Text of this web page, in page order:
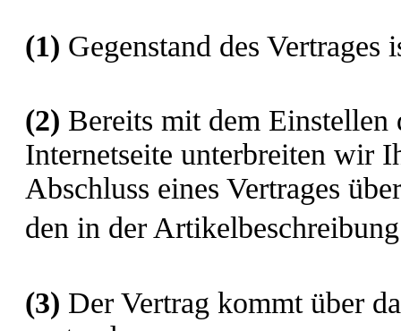
(1) Gegenstand des
(2) Bereits mit dem Einstellen
Internetseite unterbreiten wir
Abschluss eines Vertrages
den in der
(3) Der Vertrag kommt über